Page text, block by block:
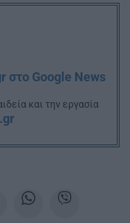
στο Google News
και την εργασία